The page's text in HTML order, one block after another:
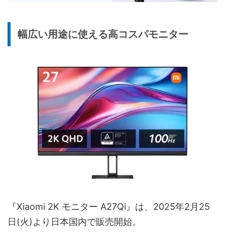
幅広い用途に使える高コスパモニター
『Xiaomi 2K モニター A27Qi』は、2025年2月25
日(火)より日本国内で販売開始。